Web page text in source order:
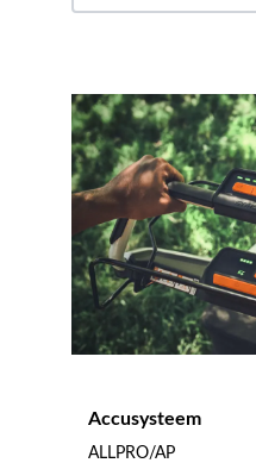
Accusysteem
ALLPRO/AP